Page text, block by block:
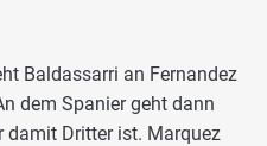
Baldassarri an Fernandez
dem Spanier geht dann
damit Dritter ist. Marquez